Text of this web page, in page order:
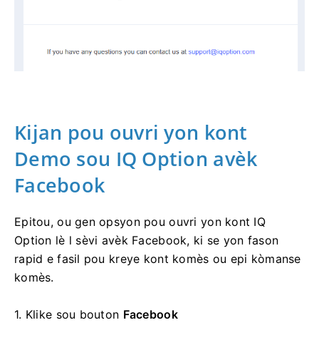
Kijan pou ouvri yon kont
Demo sou IQ Option avèk
Facebook
Epitou, ou gen opsyon pou ouvri yon kont IQ
Option lè l sèvi avèk Facebook, ki se yon fason
rapid e fasil pou kreye kont komès ou epi kòmanse
komès.
1. Klike sou bouton Facebook